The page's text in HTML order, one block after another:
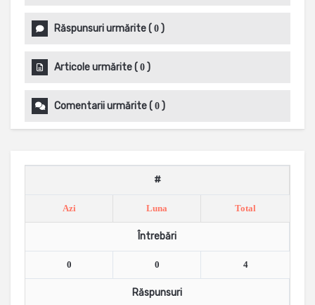
Răspunsuri urmărite( 0 )
Articole urmărite( 0 )
Comentarii urmărite( 0 )
#
Azi Luna Total
Întrebări
0 0 4
Răspunsuri